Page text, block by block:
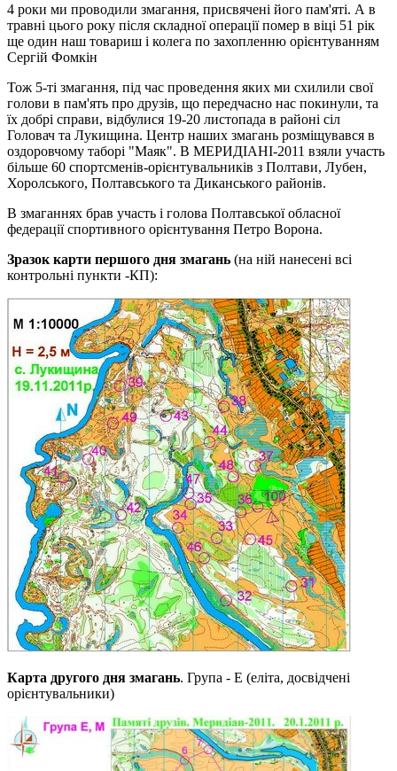
4 роки ми проводили змагання, присвячені його пам'яті. А в
травні цього року після складної операції помер в віці 51 рік
ще один наш товариш і колега по захопленню орієнтуванням
Сергій Фомкін
Тож 5-ті змагання, під час проведення яких ми схилили свої
голови в пам'ять про друзів, що передчасно нас покинули, та
їх добрі справи, відбулися 19-20 листопада в районі сіл
Головач та Лукищина. Центр наших змагань розміщувався в
оздоровчому таборі "Маяк". В МЕРИДІАНІ-2011 взяли участь
більше 60 спортсменів-орієнтувальників з Полтави, Лубен,
Хоролського, Полтавського та Диканського районів.
В змаганнях брав участь і голова Полтавської обласної
федерації спортивного орієнтування Петро Ворона.
Зразок карти першого дня змагань (на ній нанесені всі
контрольні пункти -КП):
Карта другого дня змагань. Група - Е (еліта, досвідчені
орієнтувальники)